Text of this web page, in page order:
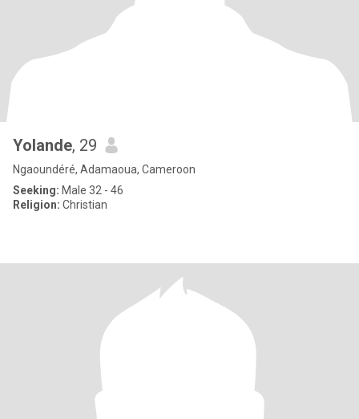
Yolande, 29
Ngaoundéré, Adamaoua, Cameroon
Seeking: Male 32 - 46
Religion: Christian